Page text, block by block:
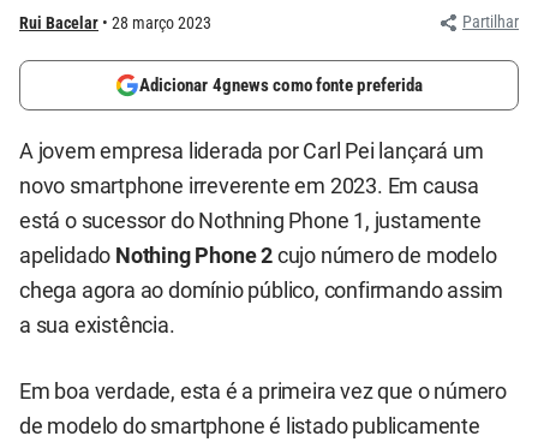
Rui Bacelar 28 março 2023 Partilhar
Adicionar 4gnews como fonte preferida
A jovem empresa liderada por Carl Pei lançará um
novo smartphone irreverente em 2023. Em causa
está o sucessor do Nothning Phone 1, justamente
apelidado Nothing Phone 2 cujo número de modelo
chega agora ao domínio público, confirmando assim
a sua existência.
Em boa verdade, esta é a primeira vez que o número
de modelo do smartphone é listado publicamente